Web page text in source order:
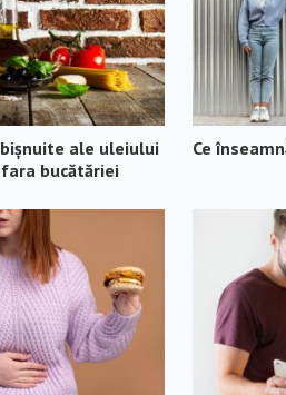
ale uleiului
bucătăriei
Ce